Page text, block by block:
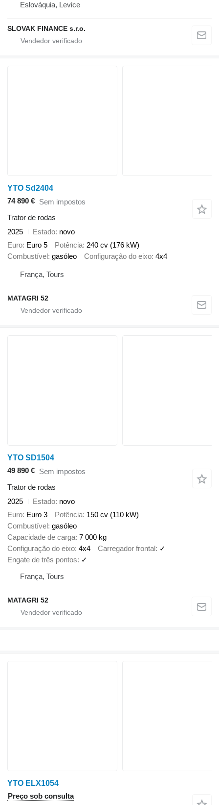
Eslováquia, Levice
SLOVAK FINANCE s.r.o.
YTO Sd2404
74 890 € Sem impostos
Trator de rodas
2025
Estado novo
Euro Euro 5 Potência 240 cv (176 kW)
Combustível gasóleo Configuração do eixo 4x4
França, Tours
MATAGRI 52
YTO SD1504
49 890 € Sem impostos
Trator de rodas
2025
Estado novo
Euro Euro 3 Potência 150 cv (110 kW)
Combustível gasóleo
Capacidade de carga 7 000 kg
Configuração do eixo 4x4 Carregador frontal ✓
Engate de três pontos
✓
França, Tours
MATAGRI 52
YTO ELX1054
Preço sob consulta